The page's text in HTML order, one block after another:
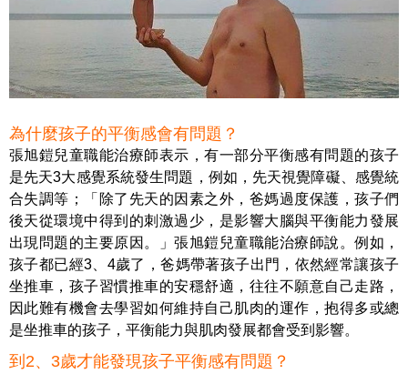
為什麼孩子的平衡感會有問題？
張旭鎧兒童職能治療師表示，有一部分平衡感有問題的孩子
是先天3大感覺系統發生問題，例如，先天視覺障礙、感覺統
合失調等；「除了先天的因素之外，爸媽過度保護，孩子們
後天從環境中得到的刺激過少，是影響大腦與平衡能力發展
出現問題的主要原因。」張旭鎧兒童職能治療師說。例如，
孩子都已經3、4歲了，爸媽帶著孩子出門，依然經常讓孩子
坐推車，孩子習慣推車的安穩舒適，往往不願意自己走路，
因此難有機會去學習如何維持自己肌肉的運作，抱得多或總
是坐推車的孩子，平衡能力與肌肉發展都會受到影響。
到2、3歲才能發現孩子平衡感有問題？